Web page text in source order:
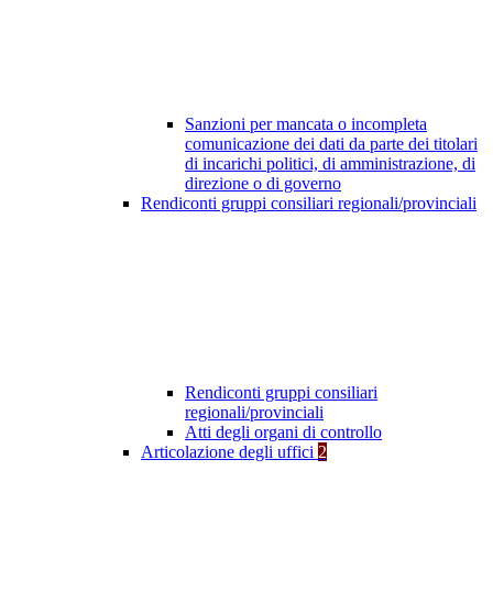
Sanzioni per mancata o incompleta
comunicazione dei dati da parte dei titolari
di incarichi politici, di amministrazione, di
direzione o di governo
Rendiconti gruppi consiliari regionali/provinciali
Rendiconti gruppi consiliari
regionali/provinciali
Atti degli organi di controllo
Articolazione degli uffici 2